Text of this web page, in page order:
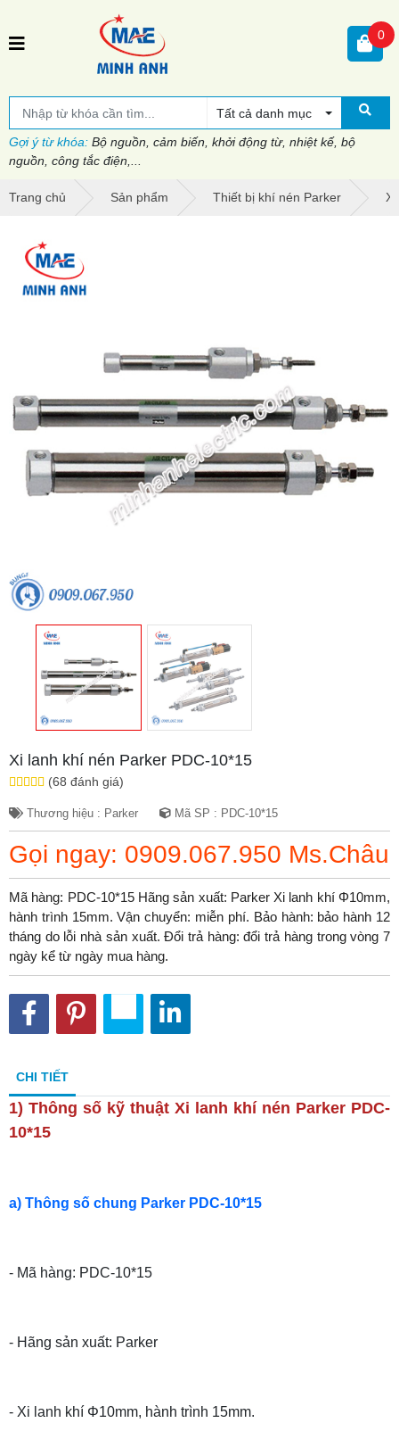
Tất cả danh mục
Gợi ý từ khóa: Bộ nguồn, cảm biến, khởi động từ, nhiệt kế, bộ
nguồn, công tắc điện,...
0
Trang chủ Sản phẩm Thiết bị khí nén Parker
Xi lanh khí nén Parker PDC-10*15
(68 đánh giá)
Thương hiệu : Parker Mã SP : PDC-10*15
Gọi ngay: 0909.067.950 Ms.Châu
Mã hàng: PDC-10*15 Hãng sản xuất: Parker Xi lanh khí Φ10mm,
hành trình 15mm. Vận chuyển: miễn phí. Bảo hành: bảo hành 12
tháng do lỗi nhà sản xuất. Đổi trả hàng: đổi trả hàng trong vòng 7
ngày kể từ ngày mua hàng.
CHI TIẾT
1) Thông số kỹ thuật Xi lanh khí nén Parker PDC-
10*15
a) Thông số chung Parker PDC-10*15
- Mã hàng: PDC-10*15
- Hãng sản xuất: Parker
- Xi lanh khí Φ10mm, hành trình 15mm.